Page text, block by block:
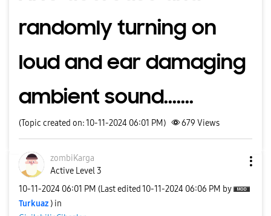
randomly turning on
loud and ear damaging
ambient sound.......
(Topic created on: 10-11-2024 06:01 PM) 679 Views
zombiKarga
Active Level 3
‎10-11-2024 06:01 PM (Last edited ‎10-11-2024 06:06 PM by
Turkuaz ) in